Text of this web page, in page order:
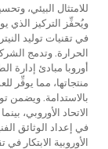
للامتثال البيئي،
ويُحفِّز التركيز الذي
في تقنيات توليد
الحرارة. وتدمج
منتجاتها، مما يوفِّر
الاتحاد الأوروبي،
في إعداد الوثائق
الأوروبية الابتكار